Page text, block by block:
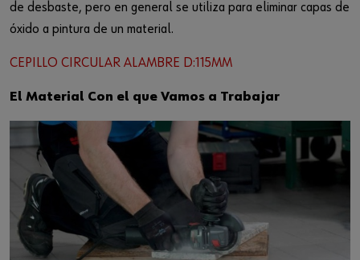
de desbaste, pero en general se utiliza para eliminar capas de
óxido a pintura de un material.
CEPILLO CIRCULAR ALAMBRE D:115MM
El Material Con el que Vamos a Trabajar